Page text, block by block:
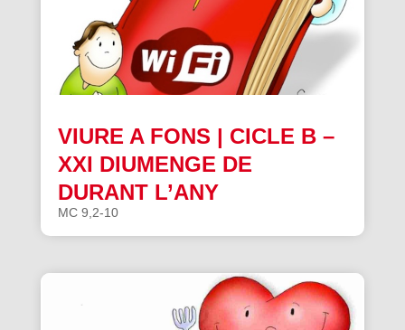
VIURE A FONS | CICLE B –
XXI DIUMENGE DE
DURANT L’ANY
MC 9,2-10